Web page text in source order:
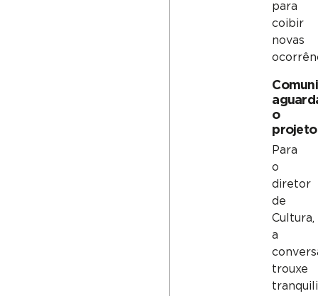
para
coibir
novas
o
projeto
Para
o
diretor
de
Cultura,
a
trouxe